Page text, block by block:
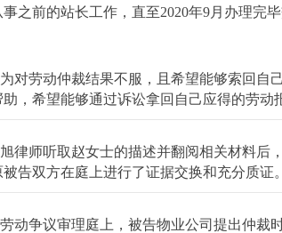
之前的站长工作，直至2020年9月办理完
对劳动仲裁结果不服，且希望能够索回自
，希望能够通过诉讼拿回自己应得的劳动
律师听取赵女士的描述并翻阅相关材料后
被告双方在庭上进行了证据交换和充分质证。
动争议审理庭上，被告物业公司提出仲裁